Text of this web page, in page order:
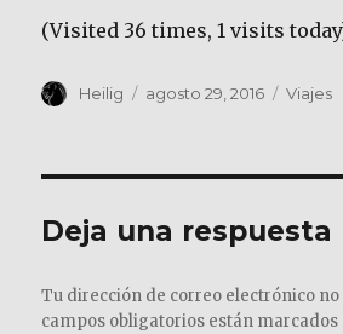
(Visited 36 times, 1 visits
Autor
Heilig
Publicado
agosto 29, 2016 Viajes
Deja una respuesta
Tu dirección de correo electrónico
campos obligatorios están marcados